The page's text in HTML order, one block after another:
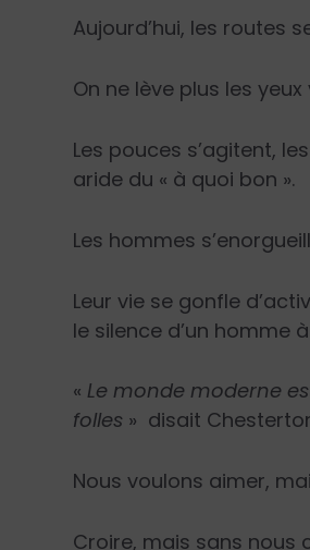
Aujourd’hui, les routes
On ne lève plus les
Les pouces s’agitent,
aride du « à quoi bon ».
Les hommes
Leur vie se gonfle
le silence d’un homme
« Le monde moderne
folles » disait
Nous voulons aimer,
Croire, mais sans nous